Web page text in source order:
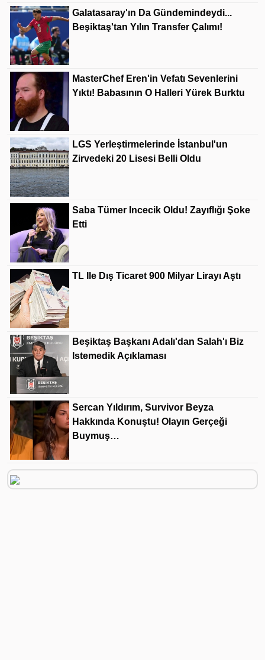
Galatasaray'ın Da Gündemindeydi...
Beşiktaş'tan Yılın Transfer Çalımı!
MasterChef Eren'in Vefatı Sevenlerini
Yıktı! Babasının O Halleri Yürek Burktu
LGS Yerleştirmelerinde İstanbul'un
Zirvedeki 20 Lisesi Belli Oldu
Saba Tümer Incecik Oldu! Zayıflığı Şoke
Etti
TL Ile Dış Ticaret 900 Milyar Lirayı Aştı
Beşiktaş Başkanı Adalı'dan Salah'ı Biz
Istemedik Açıklaması
Sercan Yıldırım, Survivor Beyza
Hakkında Konuştu! Olayın Gerçeği
Buymuş…